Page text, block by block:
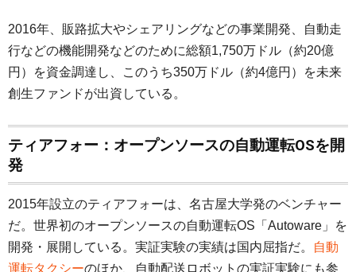
2016年、販路拡大やシェアリングなどの事業開発、自動走
行などの機能開発などのために総額1,750万ドル（約20億
円）を資金調達し、このうち350万ドル（約4億円）を未来
創生ファンドが出資している。
ティアフォー：オープンソースの自動運転OSを開
発
2015年設立のティアフォーは、名古屋大学発のベンチャー
だ。世界初のオープンソースの自動運転OS「Autoware」を
開発・展開している。実証実験の実績は国内屈指だ。
自動
運転タクシーのほか、自動配送ロボットの実証実験にも参